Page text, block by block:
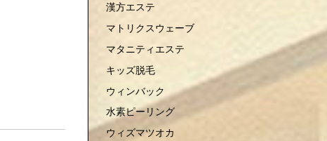
漢方エステ
マトリクスウェーブ
マタニティエステ
キッズ脱毛
ウィンバック
水素ピーリング
ウィズマツオカ